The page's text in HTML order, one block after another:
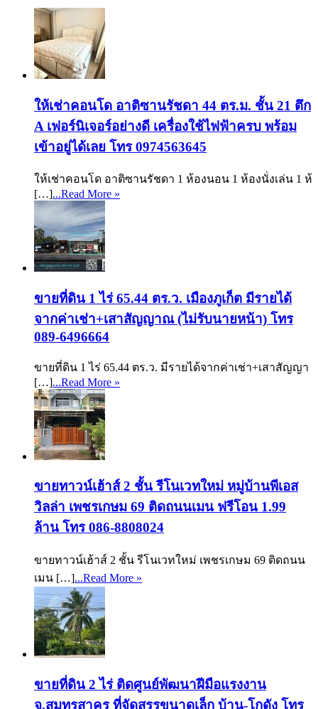
ให้เช่าคอนโด อาติซานรัชดา 44 ตร.ม. ชั้น 21 ตึก
A เฟอร์นิเจอร์อย่างดี เครื่องใช้ไฟฟ้าครบ พร้อม
เข้าอยู่ได้เลย โทร 0974563645
ให้เช่าคอนโด อาติซานรัชดา 1 ห้องนอน 1 ห้องนั่งเล่น 1 ห้
[…]...Read More »
ขายที่ดิน 1 ไร่ 65.44 ตร.ว. เมืองภูเก็ต มีรายได้
จากค่าเช่า+เสาสัญญาณ (ไม่รับนายหน้า) โทร
089-6496664
ขายที่ดิน 1 ไร่ 65.44 ตร.ว. มีรายได้จากค่าเช่า+เสาสัญญา
[…]...Read More »
ขายทาวน์เฮ้าส์ 2 ชั้น รีโนเวทใหม่ หมู่บ้านพีเอส
วิลล่า เพชรเกษม 69 ติดถนนเมน ฟรีโอน 1.99
ล้าน โทร 086-8808024
ขายทาวน์เฮ้าส์ 2 ชั้น รีโนเวทใหม่ เพชรเกษม 69 ติดถนน
เมน […]...Read More »
ขายที่ดิน 2 ไร่ ติดศูนย์พัฒนาฝีมือแรงงาน
จ.สมุทรสาคร ที่จัดสรรขนาดเล็ก บ้าน-โกดัง โทร